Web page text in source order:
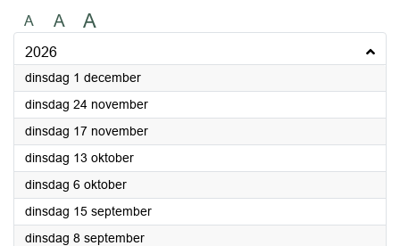
A A A
2026
dinsdag 1 december2026
dinsdag 24 november2026
dinsdag 17 november2026
dinsdag 13 oktober2026
dinsdag 6 oktober2026
dinsdag 15 september2026
dinsdag 8 september2026